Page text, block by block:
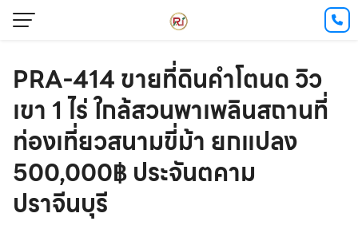
PRA-414 ขายที่ดินคำโตนด วิว
เขา 1 ไร่ ใกล้สวนพาเพลินสถานที่
ท่องเที่ยวสนามขี่ม้า ยกแปลง
500,000฿ ประจันตคาม
ปราจีนบุรี